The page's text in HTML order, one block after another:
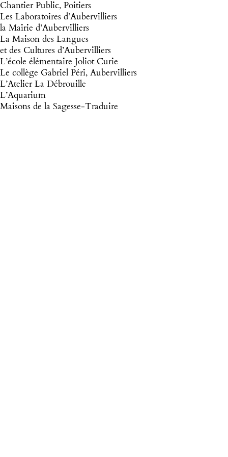
Chantier Public, Poitiers
Les Laboratoires d’Aubervilliers
la Mairie d’Aubervilliers
La Maison des Langues
et des Cultures d’Aubervilliers
L’école élémentaire Joliot Curie
Le collège Gabriel Péri, Aubervilliers
L’Atelier La Débrouille
L’Aquarium
Maisons de la Sagesse-Traduire